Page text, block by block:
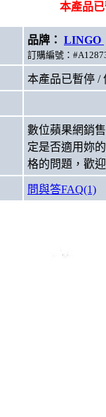
本產品
品牌： LINGO
訂購編號：
本產品已暫停 /
數位蘋果網銷
定是否適用妳
格的問題，歡
問與答FAQ(1)